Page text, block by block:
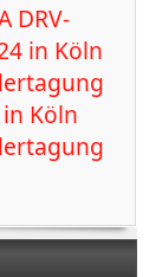
DRV-
in Köln
Köln